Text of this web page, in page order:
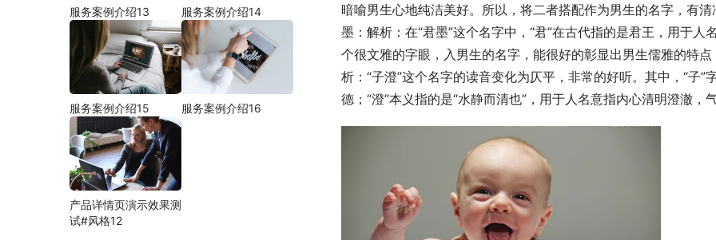
暗喻男生心地纯洁美好。所以，将二者搭配作为男生的名字，有
墨：解析：在“君墨”这个名字中，“君”在古代指的是君王，用于
个很文雅的字眼，入男生的名字，能很好的彰显出男生儒雅的特
析：“子澄”这个名字的读音变化为仄平，非常的好听。其中，“子
德；“澄”本义指的是“水静而清也”，用于人名意指内心清明澄澈
服务案例介绍13 服务案例介绍14
服务案例介绍15 服务案例介绍16
产品详情页演示效果测
试#风格12